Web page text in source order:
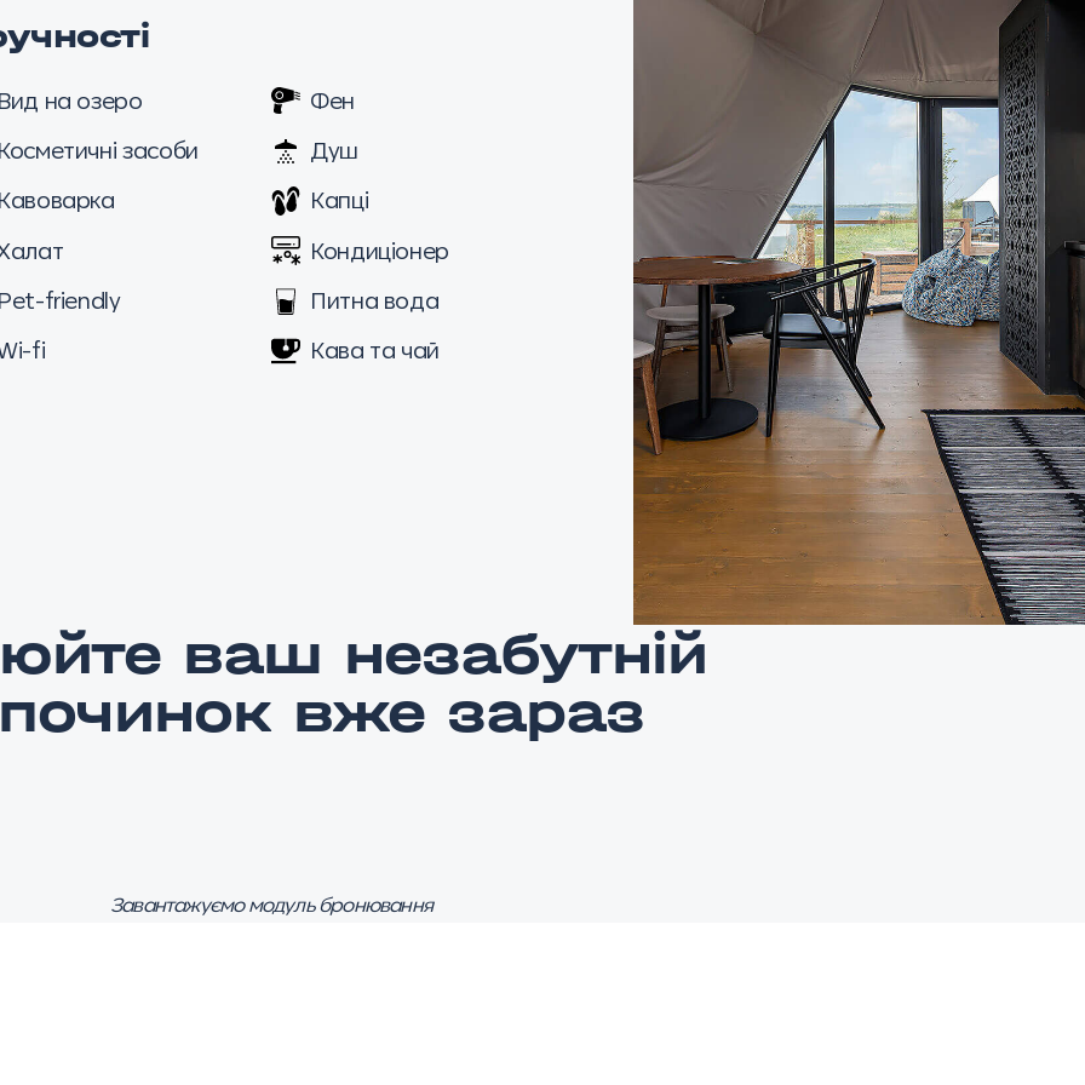
на озеро
Фен
засоби
Душ
Капці
Кондиціонер
friendly
Питна вода
fi
Кава та чай
ваш незабутній
вже зараз
Завантажуємо модуль бронювання